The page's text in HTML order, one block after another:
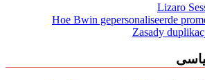
Lizaro
Hoe Bwin gepersonaliseerde
Zasady